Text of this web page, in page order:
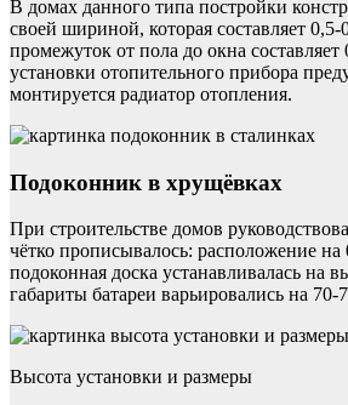
В домах данного типа постройки
своей шириной, которая составляет
промежуток от пола до окна составляет
установки отопительного прибора
монтируется радиатор отопления.
Подоконник в хрущёвках
При строительстве домов
чётко прописывалось: расположение
подоконная доска устанавливалась на
габариты батареи варьировались на
Высота установки и размеры